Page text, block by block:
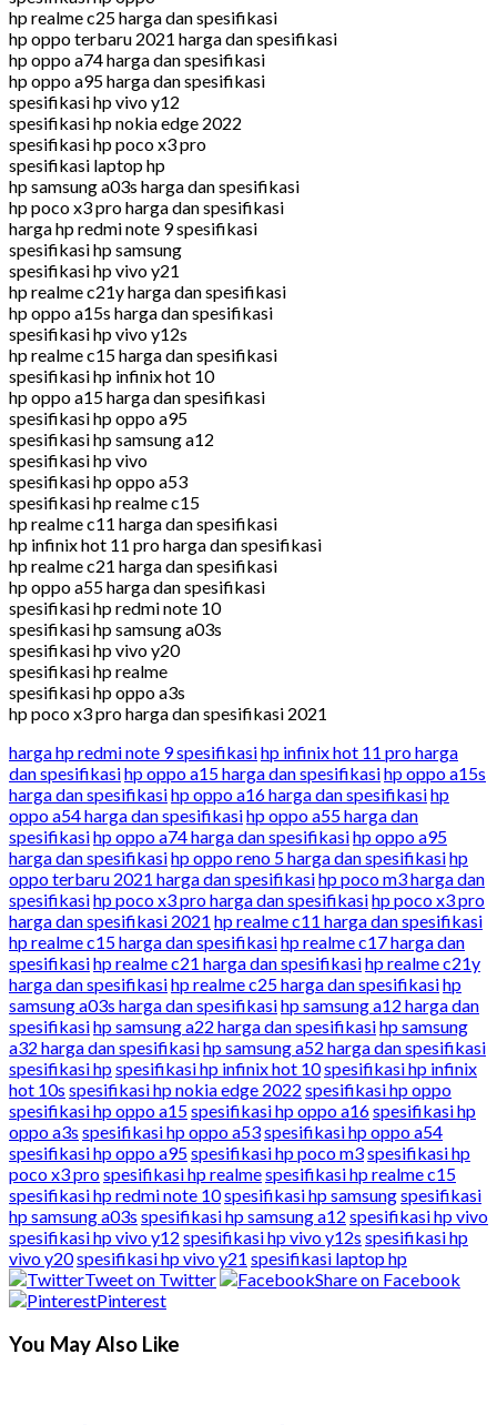
hp realme c25 harga dan spesifikasi
hp oppo terbaru 2021 harga dan spesifikasi
hp oppo a74 harga dan spesifikasi
hp oppo a95 harga dan spesifikasi
spesifikasi hp vivo y12
spesifikasi hp nokia edge 2022
spesifikasi hp poco x3 pro
spesifikasi laptop hp
hp samsung a03s harga dan spesifikasi
hp poco x3 pro harga dan spesifikasi
harga hp redmi note 9 spesifikasi
spesifikasi hp samsung
spesifikasi hp vivo y21
hp realme c21y harga dan spesifikasi
hp oppo a15s harga dan spesifikasi
spesifikasi hp vivo y12s
hp realme c15 harga dan spesifikasi
spesifikasi hp infinix hot 10
hp oppo a15 harga dan spesifikasi
spesifikasi hp oppo a95
spesifikasi hp samsung a12
spesifikasi hp vivo
spesifikasi hp oppo a53
spesifikasi hp realme c15
hp realme c11 harga dan spesifikasi
hp infinix hot 11 pro harga dan spesifikasi
hp realme c21 harga dan spesifikasi
hp oppo a55 harga dan spesifikasi
spesifikasi hp redmi note 10
spesifikasi hp samsung a03s
spesifikasi hp vivo y20
spesifikasi hp realme
spesifikasi hp oppo a3s
hp poco x3 pro harga dan spesifikasi 2021
harga hp redmi note 9 spesifikasihp infinix hot 11 pro harga
dan spesifikasihp oppo a15 harga dan spesifikasihp oppo a15s
harga dan spesifikasihp oppo a16 harga dan spesifikasihp
oppo a54 harga dan spesifikasihp oppo a55 harga dan
spesifikasihp oppo a74 harga dan spesifikasihp oppo a95
harga dan spesifikasihp oppo reno 5 harga dan spesifikasihp
oppo terbaru 2021 harga dan spesifikasihp poco m3 harga dan
spesifikasihp poco x3 pro harga dan spesifikasihp poco x3 pro
harga dan spesifikasi 2021 hp realme c11 harga dan spesifikasi
hp realme c15 harga dan spesifikasihp realme c17 harga dan
spesifikasihp realme c21 harga dan spesifikasihp realme c21y
harga dan spesifikasihp realme c25 harga dan spesifikasihp
samsung a03s harga dan spesifikasihp samsung a12 harga dan
spesifikasihp samsung a22 harga dan spesifikasihp samsung
a32 harga dan spesifikasihp samsung a52 harga dan spesifikasi
spesifikasi hpspesifikasi hp infinix hot 10spesifikasi hp infinix
hot 10s spesifikasi hp nokia edge 2022 spesifikasi hp oppo
spesifikasi hp oppo a15spesifikasi hp oppo a16spesifikasi hp
oppo a3s spesifikasi hp oppo a53spesifikasi hp oppo a54
spesifikasi hp oppo a95spesifikasi hp poco m3spesifikasi hp
poco x3 prospesifikasi hp realmespesifikasi hp realme c15
spesifikasi hp redmi note 10spesifikasi hp samsungspesifikasi
hp samsung a03s spesifikasi hp samsung a12 spesifikasi hp vivo
spesifikasi hp vivo y12 spesifikasi hp vivo y12s spesifikasi hp
vivo y20spesifikasi hp vivo y21 spesifikasi laptop hp
Tweet on Twitter
Share on Facebook
Pinterest
You May Also Like